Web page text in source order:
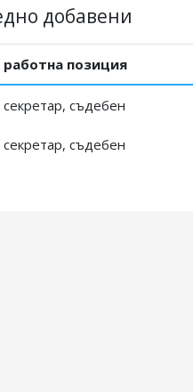
добавени
работна позиция
секретар, съдебен
секретар, съдебен